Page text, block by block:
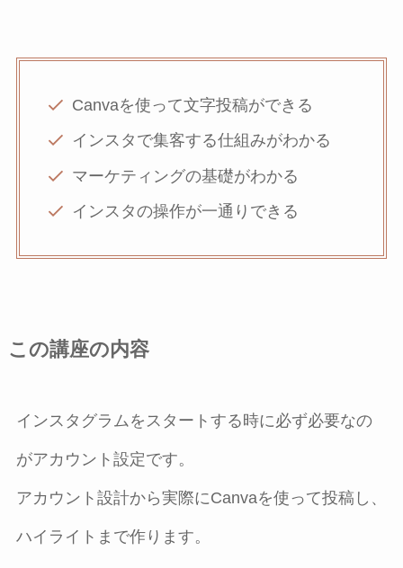
Canvaを使って文字投稿ができる
インスタで集客する仕組みがわかる
マーケティングの基礎がわかる
インスタの操作が一通りできる
この講座の内容
インスタグラムをスタートする時に必ず必要なの
がアカウント設定です。
アカウント設計から実際にCanvaを使って投稿し、
ハイライトまで作ります。